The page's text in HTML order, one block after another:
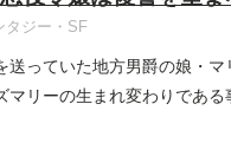
タジー・SF
送っていた地方男爵の娘・
マリーの生まれ変わりであ